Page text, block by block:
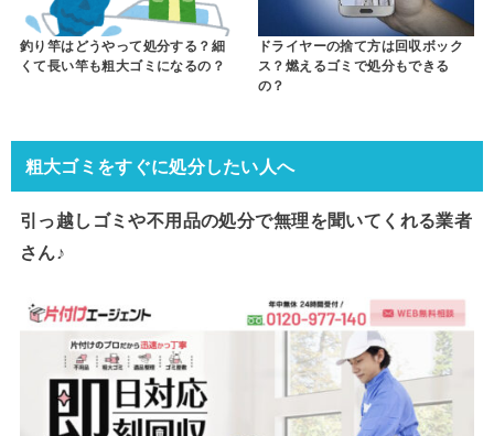
釣り竿はどうやって処分する？細
くて長い竿も粗大ゴミになるの？
ドライヤーの捨て方は回収ボック
ス？燃えるゴミで処分もできる
の？
粗大ゴミをすぐに処分したい人へ
引っ越しゴミや不用品の処分で無理を聞いてくれる業者
さん♪